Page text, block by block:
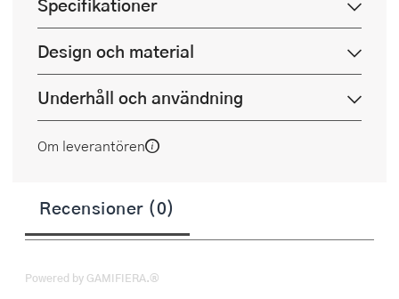
Design och material
Underhåll och användning
Om leverantören
Recensioner (0)
Powered by GAMIFIERA.®